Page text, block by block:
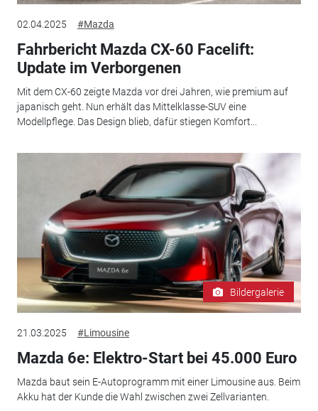
02.04.2025 #Mazda
Fahrbericht Mazda CX-60 Facelift:
Update im Verborgenen
Mit dem CX-60 zeigte Mazda vor drei Jahren, wie premium auf
japanisch geht. Nun erhält das Mittelklasse-SUV eine
Modellpflege. Das Design blieb, dafür stiegen Komfort...
Bildergalerie
21.03.2025 #Limousine
Mazda 6e: Elektro-Start bei 45.000 Euro
Mazda baut sein E-Autoprogramm mit einer Limousine aus. Beim
Akku hat der Kunde die Wahl zwischen zwei Zellvarianten.